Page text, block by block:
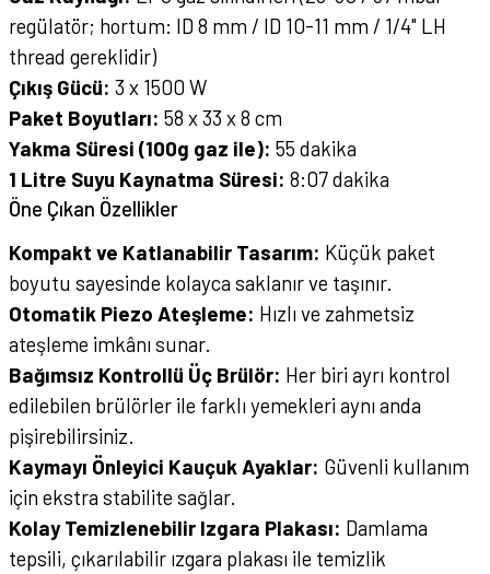
regülatör; hortum: ID 8 mm / ID 10-11 mm / 1/4" LH
thread gereklidir)
Çıkış Gücü: 3 x 1500 W
Paket Boyutları: 58 x 33 x 8 cm
Yakma Süresi (100g gaz ile): 55 dakika
1 Litre Suyu Kaynatma Süresi: 8:07 dakika
Öne Çıkan Özellikler
Kompakt ve Katlanabilir Tasarım: Küçük paket
boyutu sayesinde kolayca saklanır ve taşınır.
Otomatik Piezo Ateşleme: Hızlı ve zahmetsiz
ateşleme imkânı sunar.
Bağımsız Kontrollü Üç Brülör: Her biri ayrı kontrol
edilebilen brülörler ile farklı yemekleri aynı anda
pişirebilirsiniz.
Kaymayı Önleyici Kauçuk Ayaklar: Güvenli kullanım
için ekstra stabilite sağlar.
Kolay Temizlenebilir Izgara Plakası: Damlama
tepsili, çıkarılabilir ızgara plakası ile temizlik